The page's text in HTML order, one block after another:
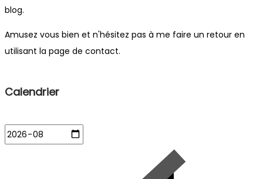
blog.
Amusez vous bien et n'hésitez pas à me faire un retour en
utilisant la page de contact.
Calendrier